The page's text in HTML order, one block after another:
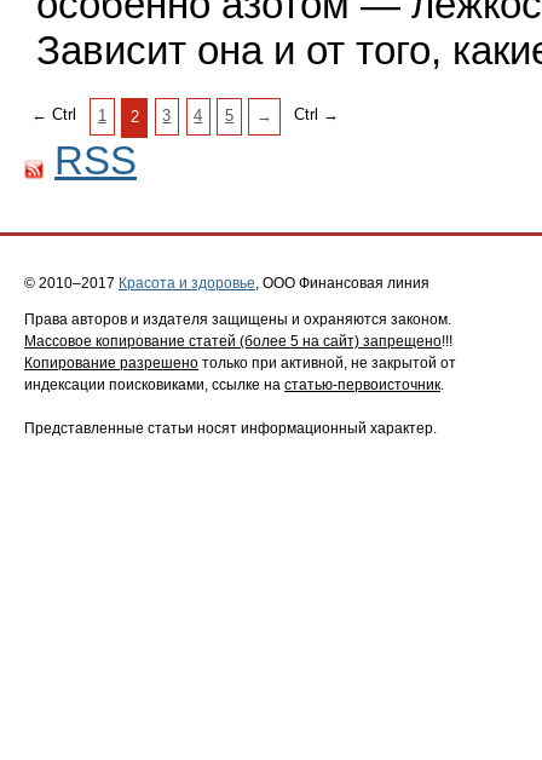
Зависит она и от того,
← Ctrl 1 2 3 4 5 → Ctrl →
RSS
© 2010–2017 Красота и здоровье , ООО Финансовая линия
Права авторов и издателя защищены и охраняются законом.
Массовое копирование статей (более 5 на сайт) запрещено!!!
Копирование разрешено только при активной, не закрытой от
индексации поисковиками, ссылке на статью-первоисточник
Представленные статьи носят информационный характер.